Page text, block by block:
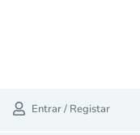
Entrar / Registar